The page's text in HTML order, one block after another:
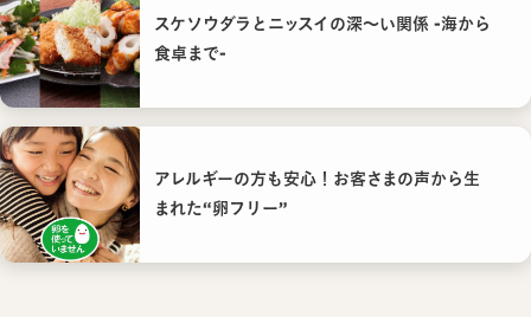
スケソウダラとニッスイの深〜い関係 -海から
食卓まで-
アレルギーの方も安心！お客さまの声から生
まれた“卵フリー”